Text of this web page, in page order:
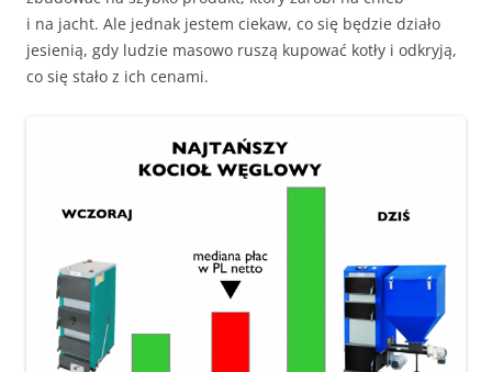
i na jacht. Ale jednak jestem ciekaw, co się będzie działo
jesienią, gdy ludzie masowo ruszą kupować kotły i odkryją,
co się stało z ich cenami.